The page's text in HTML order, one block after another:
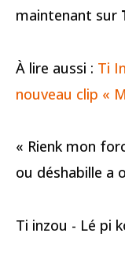
maintenant sur
À lire aussi : Ti
nouveau clip «
« Rienk mon
ou déshabille a
Ti inzou - Lé pi